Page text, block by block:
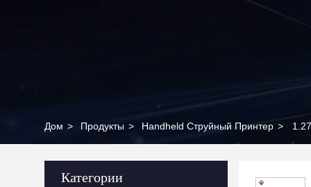
Дом > Продукты > Handheld Струйный Принтер >
Категории